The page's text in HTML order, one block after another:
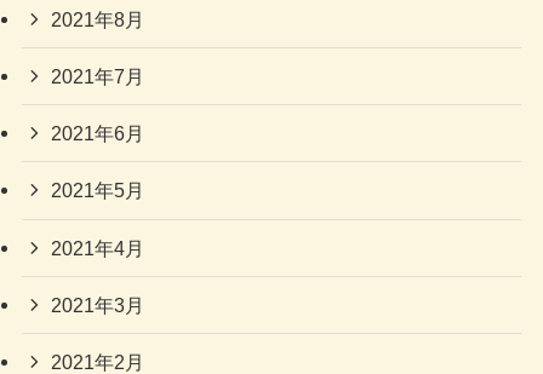
2021年8月
2021年7月
2021年6月
2021年5月
2021年4月
2021年3月
2021年2月